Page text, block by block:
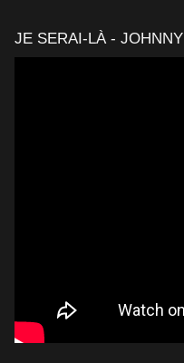
JE SERAI-LÀ -